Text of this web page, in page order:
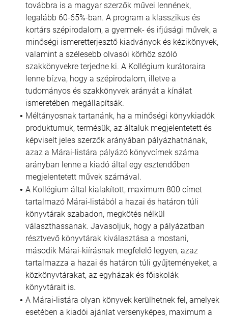
továbbra is a magyar szerzők művei lennének,
legalább 60-65%-ban. A program a klasszikus és
kortárs szépirodalom, a gyermek- és ifjúsági művek, a
minőségi ismeretterjesztő kiadványok és kézikönyvek,
valamint a szélesebb olvasói körhöz szóló
szakkönyvekre terjedne ki. A Kollégium kurátoraira
lenne bízva, hogy a szépirodalom, illetve a
tudományos és szakkönyvek arányát a kínálat
ismeretében megállapítsák.
Méltányosnak tartanánk, ha a minőségi könyvkiadók
produktumuk, termésük, az általuk megjelentetett és
képviselt jeles szerzők arányában pályázhatnának,
azaz a Márai-listára pályázó könyvcímek száma
arányban lenne a kiadó által egy esztendőben
megjelentetett művek számával.
A Kollégium által kialakított, maximum 800 címet
tartalmazó Márai-listából a hazai és határon túli
könyvtárak szabadon, megkötés nélkül
választhassanak. Javasoljuk, hogy a pályázatban
résztvevő könyvtárak kiválasztása a mostani,
második Márai-kiírásnak megfelelő legyen, azaz
tartalmazza a hazai és határon túli gyűjteményeket, a
közkönyvtárakat, az egyházak és főiskolák
könyvtárait is.
A Márai-listára olyan könyvek kerülhetnek fel, amelyek
esetében a kiadói ajánlat versenyképes, maximum a